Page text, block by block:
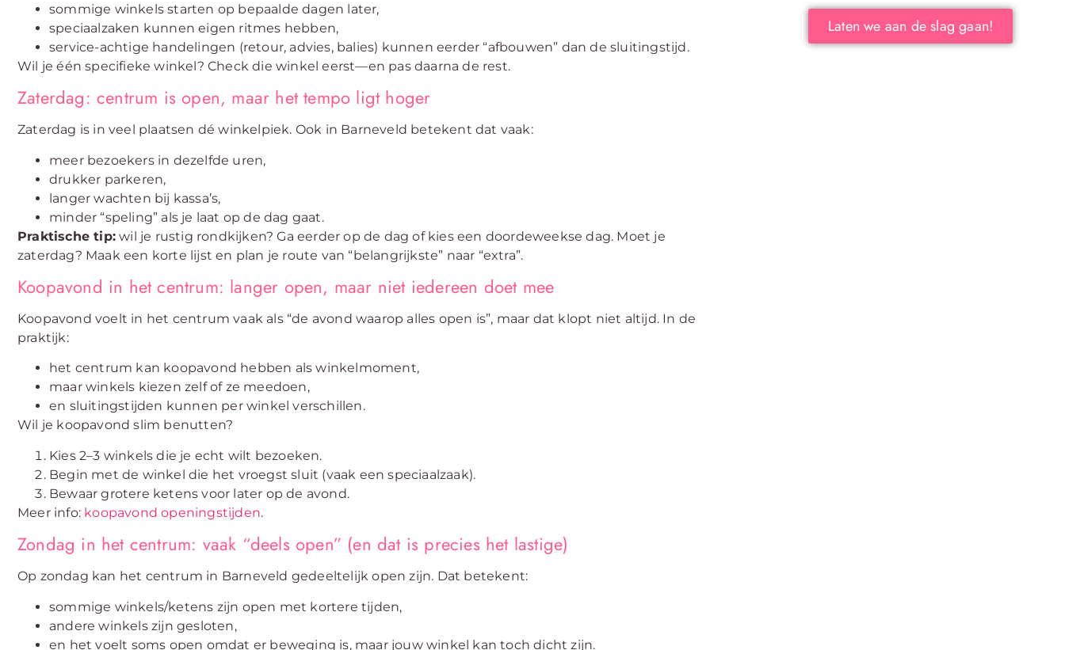
sommige winkels starten op bepaalde dagen later,
speciaalzaken kunnen eigen ritmes hebben,
service-achtige handelingen (retour, advies, balies) kunnen eerder “afbouwen” dan de sluitingstijd.
Wil je één specifieke winkel? Check die winkel eerst—en pas daarna de rest.
Zaterdag: centrum is open, maar het tempo ligt hoger
Zaterdag is in veel plaatsen dé winkelpiek. Ook in Barneveld betekent dat vaak:
meer bezoekers in dezelfde uren,
drukker parkeren,
langer wachten bij kassa’s,
minder “speling” als je laat op de dag gaat.
Praktische tip: wil je rustig rondkijken? Ga eerder op de dag of kies een doordeweekse dag. Moet je
zaterdag? Maak een korte lijst en plan je route van “belangrijkste” naar “extra”.
Koopavond in het centrum: langer open, maar niet iedereen doet mee
Koopavond voelt in het centrum vaak als “de avond waarop alles open is”, maar dat klopt niet altijd. In de
praktijk:
het centrum kan koopavond hebben als winkelmoment,
maar winkels kiezen zelf of ze meedoen,
en sluitingstijden kunnen per winkel verschillen.
Wil je koopavond slim benutten?
Kies 2–3 winkels die je echt wilt bezoeken.
Begin met de winkel die het vroegst sluit (vaak een speciaalzaak).
Bewaar grotere ketens voor later op de avond.
Meer info: koopavond openingstijden.
Zondag in het centrum: vaak “deels open” (en dat is precies het lastige)
Op zondag kan het centrum in Barneveld gedeeltelijk open zijn. Dat betekent:
sommige winkels/ketens zijn open met kortere tijden,
andere winkels zijn gesloten,
en het voelt soms open omdat er beweging is, maar jouw winkel kan toch dicht zijn.
Laten we aan de slag gaan!